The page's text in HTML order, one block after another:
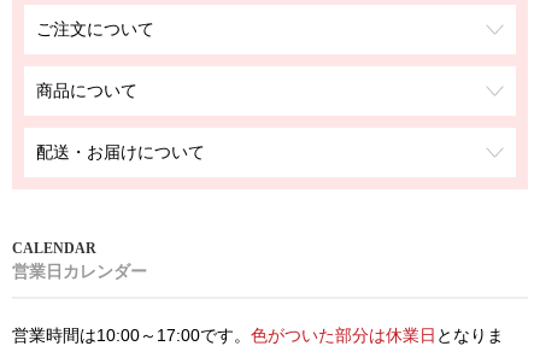
ご注文について
商品について
配送・お届けについて
営業日カレンダー
営業時間は10:00～17:00です。 色がついた部分は休業日 となりま